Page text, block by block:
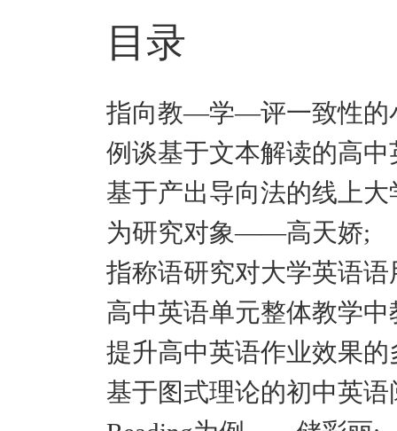
目录
指向教—学—评一致性的
例谈基于文本解读的高
基于产出导向法的线上
为研究对象——高天娇;
指称语研究对大学英语
高中英语单元整体教学
提升高中英语作业效果
基于图式理论的初中英